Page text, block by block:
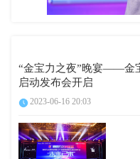
“金宝力之夜”晚宴——金
启动发布会开启
2023-06-16 20:03